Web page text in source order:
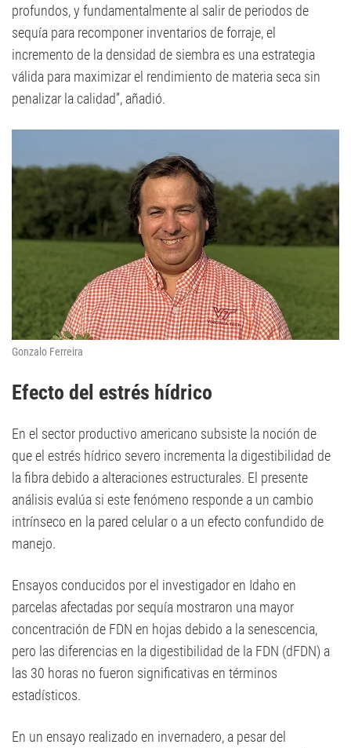
profundos, y fundamentalmente al salir de periodos de
sequía para recomponer inventarios de forraje, el
incremento de la densidad de siembra es una estrategia
válida para maximizar el rendimiento de materia seca sin
penalizar la calidad”, añadió.
Gonzalo Ferreira
Efecto del estrés hídrico
En el sector productivo americano subsiste la noción de
que el estrés hídrico severo incrementa la digestibilidad de
la fibra debido a alteraciones estructurales. El presente
análisis evalúa si este fenómeno responde a un cambio
intrínseco en la pared celular o a un efecto confundido de
manejo.
Ensayos conducidos por el investigador en Idaho en
parcelas afectadas por sequía mostraron una mayor
concentración de FDN en hojas debido a la senescencia,
pero las diferencias en la digestibilidad de la FDN (dFDN) a
las 30 horas no fueron significativas en términos
estadísticos.
En un ensayo realizado en invernadero, a pesar del